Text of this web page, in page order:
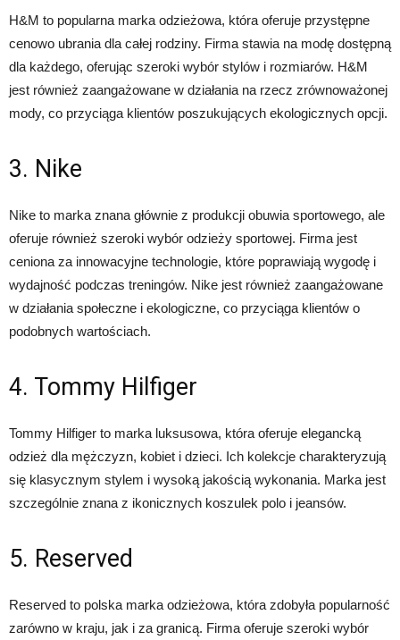
H&M to popularna marka odzieżowa, która oferuje przystępne
cenowo ubrania dla całej rodziny. Firma stawia na modę dostępną
dla każdego, oferując szeroki wybór stylów i rozmiarów. H&M
jest również zaangażowane w działania na rzecz zrównoważonej
mody, co przyciąga klientów poszukujących ekologicznych opcji.
3. Nike
Nike to marka znana głównie z produkcji obuwia sportowego, ale
oferuje również szeroki wybór odzieży sportowej. Firma jest
ceniona za innowacyjne technologie, które poprawiają wygodę i
wydajność podczas treningów. Nike jest również zaangażowane
w działania społeczne i ekologiczne, co przyciąga klientów o
podobnych wartościach.
4. Tommy Hilfiger
Tommy Hilfiger to marka luksusowa, która oferuje elegancką
odzież dla mężczyzn, kobiet i dzieci. Ich kolekcje charakteryzują
się klasycznym stylem i wysoką jakością wykonania. Marka jest
szczególnie znana z ikonicznych koszulek polo i jeansów.
5. Reserved
Reserved to polska marka odzieżowa, która zdobyła popularność
zarówno w kraju, jak i za granicą. Firma oferuje szeroki wybór